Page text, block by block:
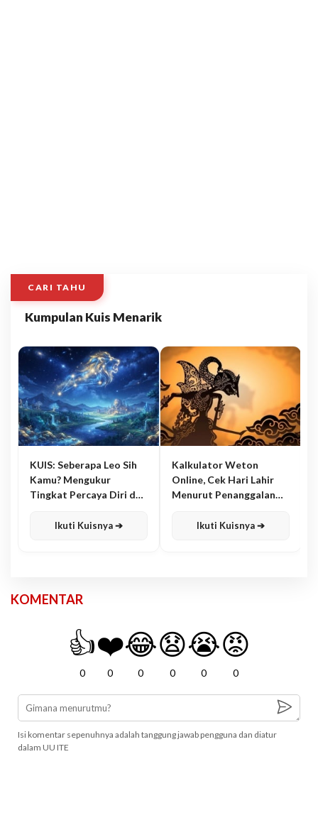
CARI TAHU
Kumpulan Kuis Menarik
KUIS: Seberapa Leo Sih
Kamu? Mengukur
Tingkat Percaya Diri dan
Ikuti Kuisnya ➔
Kalkulator Weton
Online, Cek Hari Lahir
Menurut Penanggalan
Ikuti Kuisnya ➔
KOMENTAR
👍
0
❤️
0
😂
0
😧
0
😭
0
😡
0
Isi komentar sepenuhnya adalah tanggung jawab pengguna dan diatur
dalam UU ITE